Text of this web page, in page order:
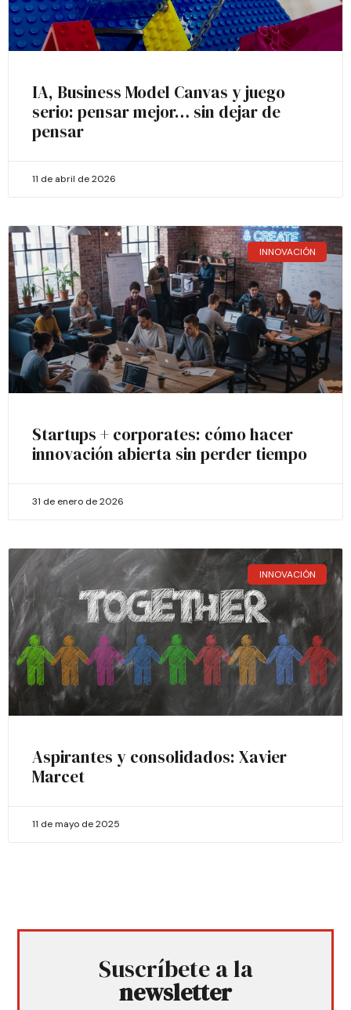
IA, Business Model Canvas y juego
serio: pensar mejor… sin dejar de
pensar
11 de abril de 2026
INNOVACIÓN
Startups + corporates: cómo hacer
innovación abierta sin perder tiempo
31 de enero de 2026
INNOVACIÓN
Aspirantes y consolidados: Xavier
Marcet
11 de mayo de 2025
Suscríbete a la
newsletter